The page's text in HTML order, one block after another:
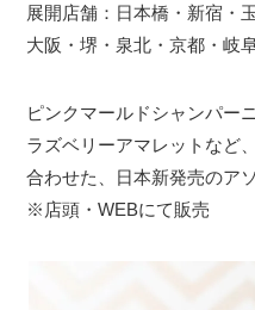
展開店舗：日本橋・新宿・
大阪・堺・泉北・京都・岐
ピンクマールドシャンパー
ラズベリーアマレットなど
合わせた、日本新発売のア
※店頭・WEBにて販売